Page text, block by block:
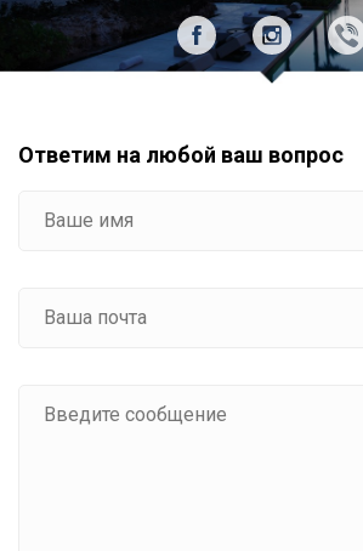
Ответим на любой ваш вопрос